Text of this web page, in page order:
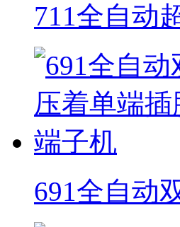
711全自动
691全自动